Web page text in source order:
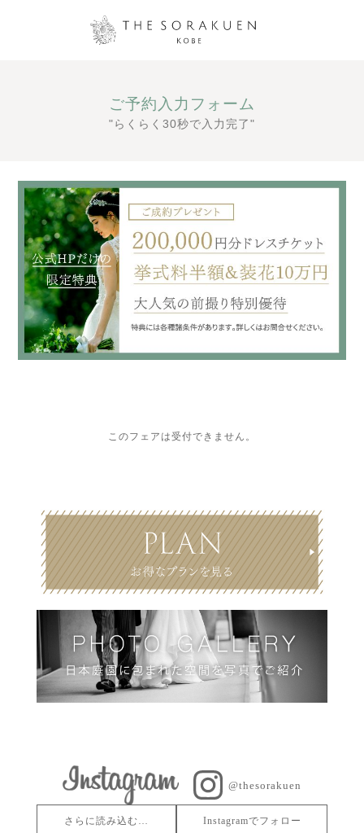
ご予約入力フォーム
"らくらく30秒で入力完了"
このフェアは受付できません。
@thesorakuen
さらに読み込む… Instagramでフォロー